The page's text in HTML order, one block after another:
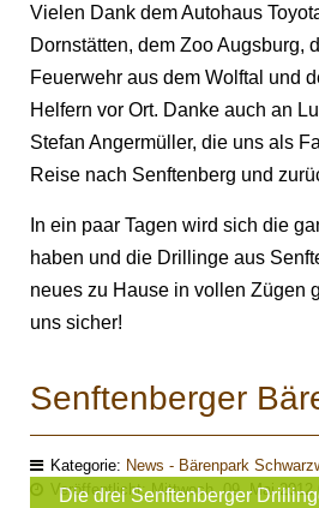
Vielen Dank dem Autohaus
Dornstätten, dem Zoo Augsburg,
Feuerwehr aus dem Wolftal und
Helfern vor Ort. Danke auch an
Stefan Angermüller, die uns als
Reise nach Senftenberg und
In ein paar Tagen wird sich die
haben und die Drillinge aus
neues zu Hause in vollen Zügen
uns sicher!
Senftenberger
Kategorie: News - Bärenpark
Veröffentlicht: Mittwoch, 09. Mai 2012
Die drei Senftenberger